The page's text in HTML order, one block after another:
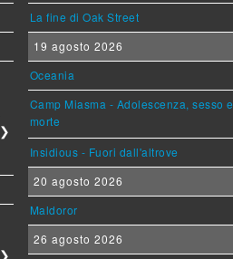
❯
❯
La fine di Oak Street
19 agosto 2026
Oceania
Camp Miasma - Adolescenza, sesso e
morte
Insidious - Fuori dall'altrove
20 agosto 2026
Maldoror
26 agosto 2026